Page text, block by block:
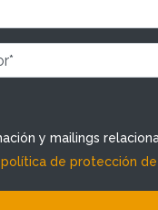
y mailings
política de protección